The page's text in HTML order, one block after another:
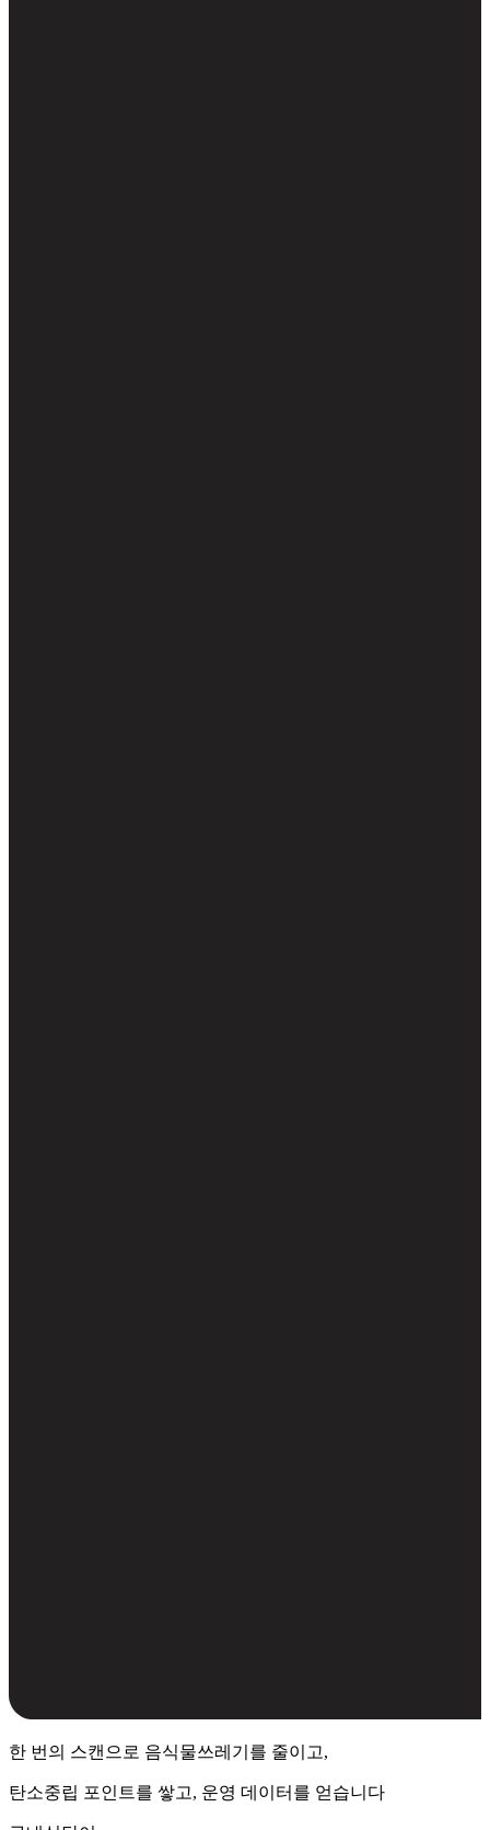
한 번의 스캔으로 음식물쓰레기를 줄이고,
탄소중립 포인트를 쌓고, 운영 데이터를 얻습니다